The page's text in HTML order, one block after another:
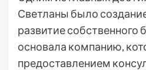
Светланы было
развитие собственного
основала компанию,
предоставлением